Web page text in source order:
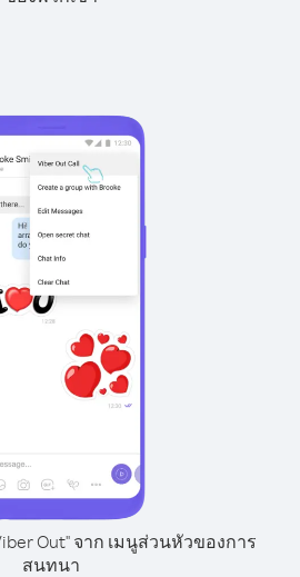
Out" จาก เมนูส่วนหัวของการ
สนทนา